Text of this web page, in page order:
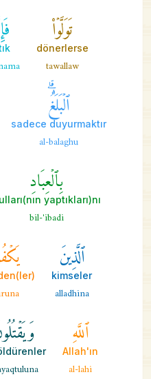
تَوَلَّوۡاْ
dönerlerse
tawallaw
ٱلۡبَلَٰغُۗ
sadece duyurmaktır
al-balaghu
بِٱلۡعِبَادِ
yaptıkları)nı
bil-'ibadi
ٱلَّذِينَ
kimseler
alladhina
ٱللَّهِ
Allah'ın
al-lahi